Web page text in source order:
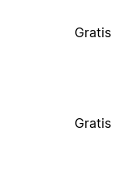
Gratis
Gratis